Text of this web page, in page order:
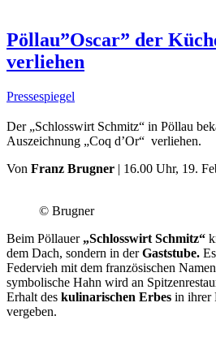
Pöllau”Oscar” der
verliehen
Pressespiegel
Der „Schlosswirt Schmitz“ in Pöllau
Auszeichnung „Coq d’Or“ verliehen.
Von Franz Brugner | 16.00 Uhr, 19.
© Brugner
Beim Pöllauer „Schlosswirt Schmitz“
dem Dach, sondern in derGaststube.
Federvieh mit dem französischen
symbolische Hahn wird an
Erhalt des kulinarischen Erbes in ihrer
vergeben.